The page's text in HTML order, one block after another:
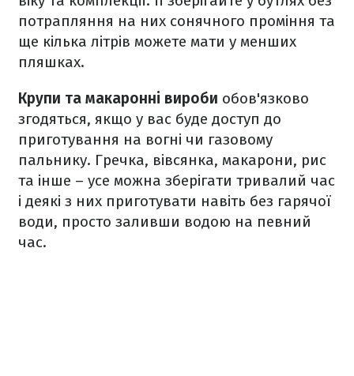
потрапляння на них сонячного проміння та
ще кілька літрів можете мати у менших
пляшках.
Крупи та макаронні вироби обов'язково
згодяться, якщо у вас буде доступ до
приготування на вогні чи газовому
пальнику. Гречка, вівсянка, макарони, рис
та інше – усе можна зберігати тривалий час
і деякі з них приготувати навіть без гарячої
води, просто заливши водою на певний
час.